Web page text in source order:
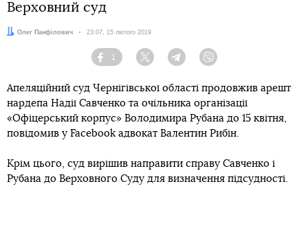
Верховний суд
Автор:
Олег Панфілович Дата:
23:07, 15 лютого 2019
Facebook
1
Twitter TelegramViber
Апеляційний суд Чернігівської області продовжив арешт
нардепа Надії Савченко та очільника організації
«Офіцерський корпус» Володимира Рубана до 15 квітня,
повідомив у Facebook адвокат Валентин Рибін.
Крім цього, суд вирішив направити справу Савченко і
Рубана до Верховного Суду для визначення підсудності.